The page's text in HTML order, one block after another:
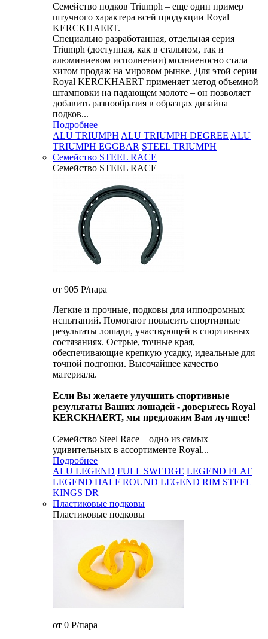
Семейство подков Triumph – еще один пример
штучного характера всей продукции Royal
KERCKHAERT.
Специально разработанная, отдельная серия
Triumph (доступная, как в стальном, так и
алюминиевом исполнении) молниеносно стала
хитом продаж на мировом рынке. Для этой серии
Royal KERCKHAERT применяет метод объемной
штамповки на падающем молоте – он позволяет
добавить разнообразия в образцах дизайна
подков...
Подробнее
ALU TRIUMPH ALU TRIUMPH DEGREE ALU
TRIUMPH EGGBAR STEEL TRIUMPH
Семейство STEEL RACE
Семейство STEEL RACE
от 905 P/пара
Легкие и прочные, подковы для ипподромных
испытаний. Помогают повысить спортивные
результаты лошади, участвующей в спортивных
состязаниях. Острые, точные края,
обеспечивающие крепкую усадку, идеальные для
точной подгонки. Высочайшее качество
материала.
Если Вы желаете улучшить спортивные
результаты Ваших лошадей - доверьтесь Royal
KERCKHAERT, мы предложим Вам лучшее!
Семейство Steel Race – одно из самых
удивительных в ассортименте Royal...
Подробнее
ALU LEGEND FULL SWEDGE LEGEND FLAT
LEGEND HALF ROUND LEGEND RIM STEEL
KINGS DR
Пластиковые подковы
Пластиковые подковы
от 0 P/пара